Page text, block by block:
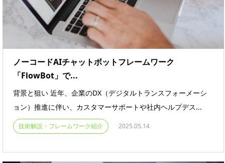
ノーコードAIチャットボットフレームワーク
「FlowBot」で...
背景と狙い 近年、企業のDX（デジタルトランスフォーメーシ
ョン）推進に伴い、カスタマーサポートや社内ヘルプデス...
技術解説・フレームワーク紹介 2025.05.14